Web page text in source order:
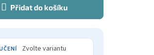
Přidat do košíku
Zvolte variantu